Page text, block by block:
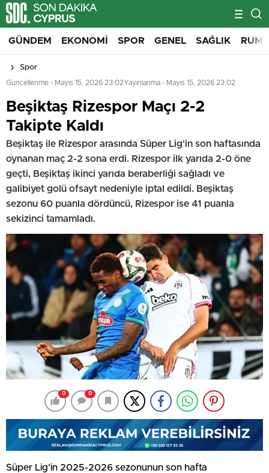
GÜNDEM EKONOMI SPOR GENEL SAĞLIK RUM
Spor
Güncellenme - Mayıs 15, 2026 23:02Yayınlanma - Mayıs 15, 2026 23:02
Beşiktaş Rizespor Maçı 2-2
Takipte Kaldı
Beşiktaş ile Rizespor arasında Süper Lig'in son haftasında
oynanan maç 2-2 sona erdi. Rizespor ilk yarıda 2-0 öne
geçti, Beşiktaş ikinci yarıda beraberliği sağladı ve
galibiyet golü ofsayt nedeniyle iptal edildi. Beşiktaş
sezonu 60 puanla dördüncü, Rizespor ise 41 puanla
sekizinci tamamladı.
0 0
Süper Lig’in 2025-2026 sezonunun son hafta